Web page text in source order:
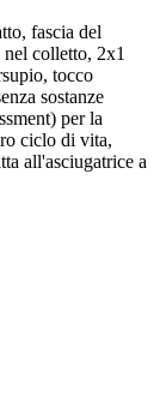
fascia del
colletto, 2x1
tocco
sostanze
per la
ciclo di vita,
all'asciugatrice a